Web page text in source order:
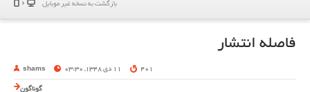
بازگشت به نسخه غير موبایل
فاصله انتشار
shams 11 دی 1348, 03:30 401
گوناگون